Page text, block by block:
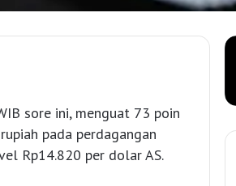
sore ini, menguat 73 poin
pada perdagangan
Rp14.820 per dolar AS.